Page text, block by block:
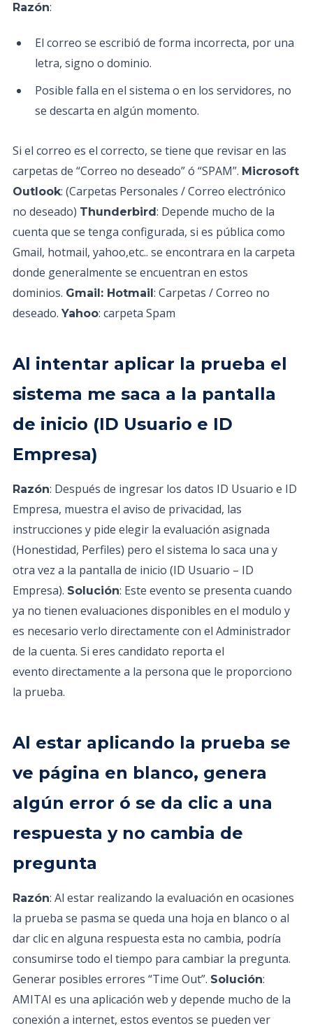
Razón:
El correo se escribió de forma incorrecta, por una
letra, signo o dominio.
Posible falla en el sistema o en los servidores, no
se descarta en algún momento.
Si el correo es el correcto, se tiene que revisar en las
carpetas de “Correo no deseado” ó “SPAM”. Microsoft
Outlook: (Carpetas Personales / Correo electrónico
no deseado) Thunderbird: Depende mucho de la
cuenta que se tenga configurada, si es pública como
Gmail, hotmail, yahoo,etc.. se encontrara en la carpeta
donde generalmente se encuentran en estos
dominios. Gmail: Hotmail: Carpetas / Correo no
deseado. Yahoo: carpeta Spam
Al intentar aplicar la prueba el
sistema me saca a la pantalla
de inicio (ID Usuario e ID
Empresa)
Razón: Después de ingresar los datos ID Usuario e ID
Empresa, muestra el aviso de privacidad, las
instrucciones y pide elegir la evaluación asignada
(Honestidad, Perfiles) pero el sistema lo saca una y
otra vez a la pantalla de inicio (ID Usuario – ID
Empresa). Solución: Este evento se presenta cuando
ya no tienen evaluaciones disponibles en el modulo y
es necesario verlo directamente con el Administrador
de la cuenta. Si eres candidato reporta el
evento directamente a la persona que le proporciono
la prueba.
Al estar aplicando la prueba se
ve página en blanco, genera
algún error ó se da clic a una
respuesta y no cambia de
pregunta
Razón: Al estar realizando la evaluación en ocasiones
la prueba se pasma se queda una hoja en blanco o al
dar clic en alguna respuesta esta no cambia, podría
consumirse todo el tiempo para cambiar la pregunta.
Generar posibles errores “Time Out”. Solución:
AMITAI es una aplicación web y depende mucho de la
conexión a internet, estos eventos se pueden ver